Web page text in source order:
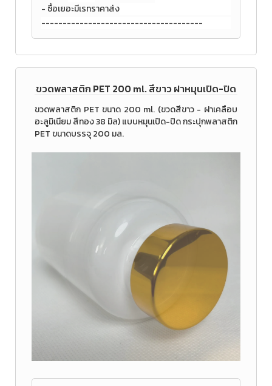
- ซื้อเยอะมีเรทราคาส่ง
--------------------------------------
ขวดพลาสติก PET 200 ml. สีขาว ฝาหมุนเปิด-ปิด
ขวดพลาสติก PET ขนาด 200 ml. (ขวดสีขาว - ฝาเคลือบ
อะลูมิเนียม สีทอง 38 มิล) แบบหมุนเปิด-ปิด กระปุกพลาสติก
PET ขนาดบรรจุ 200 มล.